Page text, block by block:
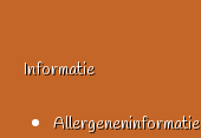
Informatie
Allergeneninformatie